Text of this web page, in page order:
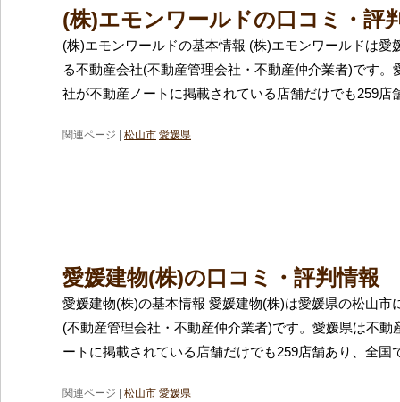
(株)エモンワールドの口コミ・評
(株)エモンワールドの基本情報 (株)エモンワールドは愛
る不動産会社(不動産管理会社・不動産仲介業者)です。
社が不動産ノートに掲載されている店舗だけでも259店
関連ページ | 松山市 愛媛県
愛媛建物(株)の口コミ・評判情報
愛媛建物(株)の基本情報 愛媛建物(株)は愛媛県の松山市
(不動産管理会社・不動産仲介業者)です。愛媛県は不動
ートに掲載されている店舗だけでも259店舗あり、全国
関連ページ | 松山市 愛媛県